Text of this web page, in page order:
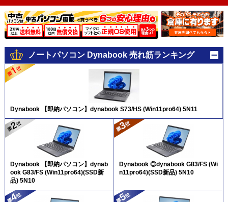
ノートパソコン Dynabook 売れ筋ランキング
Dynabook 【即納パソコン】dynabook S73/HS (Win11pro64) 5N11
Dynabook 【即納パソコン】dynab
ook G83/FS (Win11pro64)(SSD新
品) 5N10
Dynabook ◎dynabook G83/FS (Wi
n11pro64)(SSD新品) 5N10